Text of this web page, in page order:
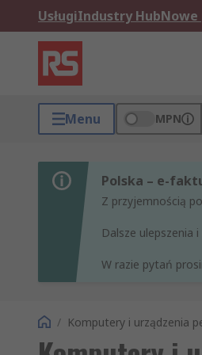
UsługiIndustry Hub
Menu MPN
Polska – e-
Z przyjemnością
Dalsze ulepszenia
W razie pytań
/ Komputery i urządzenia